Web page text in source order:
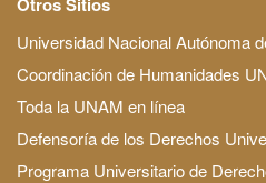
Universidad Nacional Autónoma
Coordinación de Humanidades
Toda la UNAM en línea
Defensoría de los Derechos
Programa Universitario de